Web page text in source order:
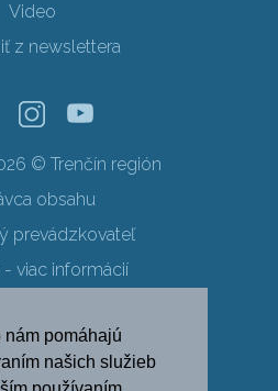
pomáhajú
našich služieb
Video
z newslettera
© Trenčín región
obsahu
prevádzkovateľ
- viac informácií
údajov